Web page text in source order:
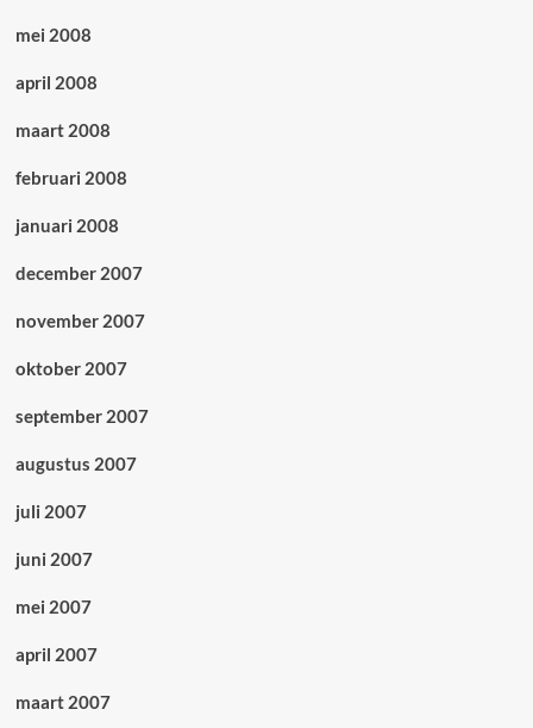
mei 2008
april 2008
maart 2008
februari 2008
januari 2008
december 2007
november 2007
oktober 2007
september 2007
augustus 2007
juli 2007
juni 2007
mei 2007
april 2007
maart 2007